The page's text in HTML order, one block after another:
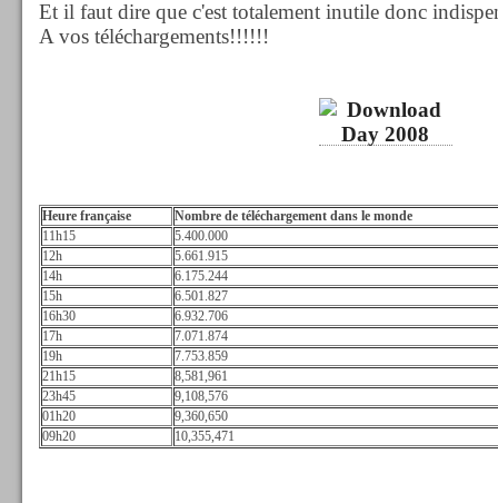
Et il faut dire que c'est totalement inutile donc
A vos téléchargements!!!!!!
Heure française
Nombre de téléchargement dans le monde
11h15
5.400.000
12h
5.661.915
14h
6.175.244
15h
6.501.827
16h30
6.932.706
17h
7.071.874
19h
7.753.859
21h15
8,581,961
23h45
9,108,576
01h20
9,360,650
09h20
10,355,471